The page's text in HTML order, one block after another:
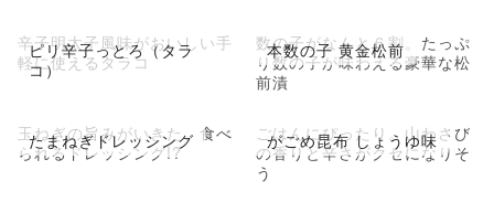
ピリ辛子っとろ（タラ
コ）
辛子明太子風味がおいしい手
軽に使えるタラコ
本数の子 黄金松前
数の子がなんと６割。たっぷ
り数の子が味わえる豪華な松
前漬
たまねぎドレッシング
玉ねぎの旨みがいきた、食べ
られるドレッシング!?
がごめ昆布 しょうゆ味
ごはんにぴったり。山わさび
の香りと辛さがクセになりそ
う